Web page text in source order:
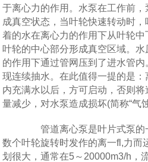
于离心力的作用。水泵在工作前
成真空状态，当叶轮快速转动时
着的水在离心力的作用下从叶轮中
叶轮的中心部分形成真空区域。
的作用下通过管网压到了进水管
现连续抽水。在此值得一提的是
内充满水以后，方可启动，否则
量减少，对水泵造成损坏(简称“气
管道离心泵是叶片式泵的
数个叶轮旋转时发作的离一fl,力而
划很大，通常在5～20000m3/h，